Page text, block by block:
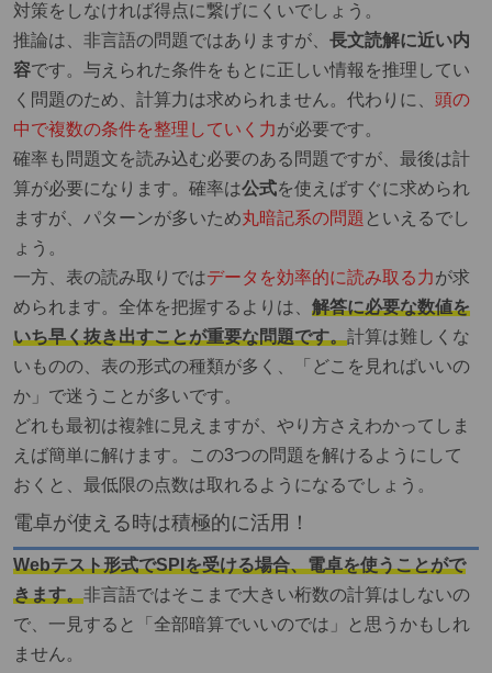
対策をしなければ得点に繋げにくいでしょう。
推論は、非言語の問題ではありますが、 長文読解に近い内
容です。与えられた条件をもとに正しい情報を推理してい
く問題のため、計算力は求められません。代わりに、 頭の
中で複数の条件を整理していく力が必要です。
確率も問題文を読み込む必要のある問題ですが、最後は計
算が必要になります。確率は公式を使えばすぐに求められ
ますが、パターンが多いため丸暗記系の問題 といえるでし
ょう。
一方、表の読み取りではデータを効率的に読み取る力が求
められます。全体を把握するよりは、 解答に必要な数値を
いち早く抜き出すことが重要な問題です。計算は難しくな
いものの、表の形式の種類が多く、「どこを見ればいいの
か」で迷うことが多いです。
どれも最初は複雑に見えますが、やり方さえわかってしま
えば簡単に解けます。この3つの問題を解けるようにして
おくと、最低限の点数は取れるようになるでしょう。
電卓が使える時は積極的に活用！
Webテスト形式でSPIを受ける場合、電卓を使うことがで
きます。非言語ではそこまで大きい桁数の計算はしないの
で、一見すると「全部暗算でいいのでは」と思うかもしれ
ません。